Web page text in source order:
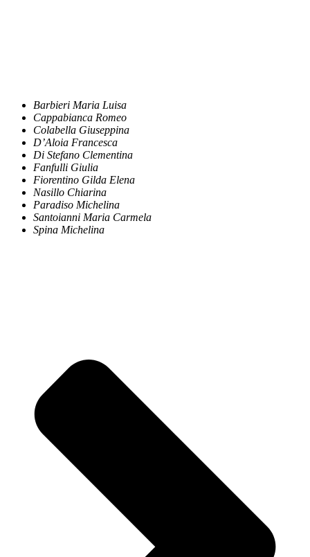
Barbieri Maria Luisa
Cappabianca Romeo
Colabella Giuseppina
D’Aloia Francesca
Di Stefano Clementina
Fanfulli Giulia
Fiorentino Gilda Elena
Nasillo Chiarina
Paradiso Michelina
Santoianni Maria Carmela
Spina Michelina